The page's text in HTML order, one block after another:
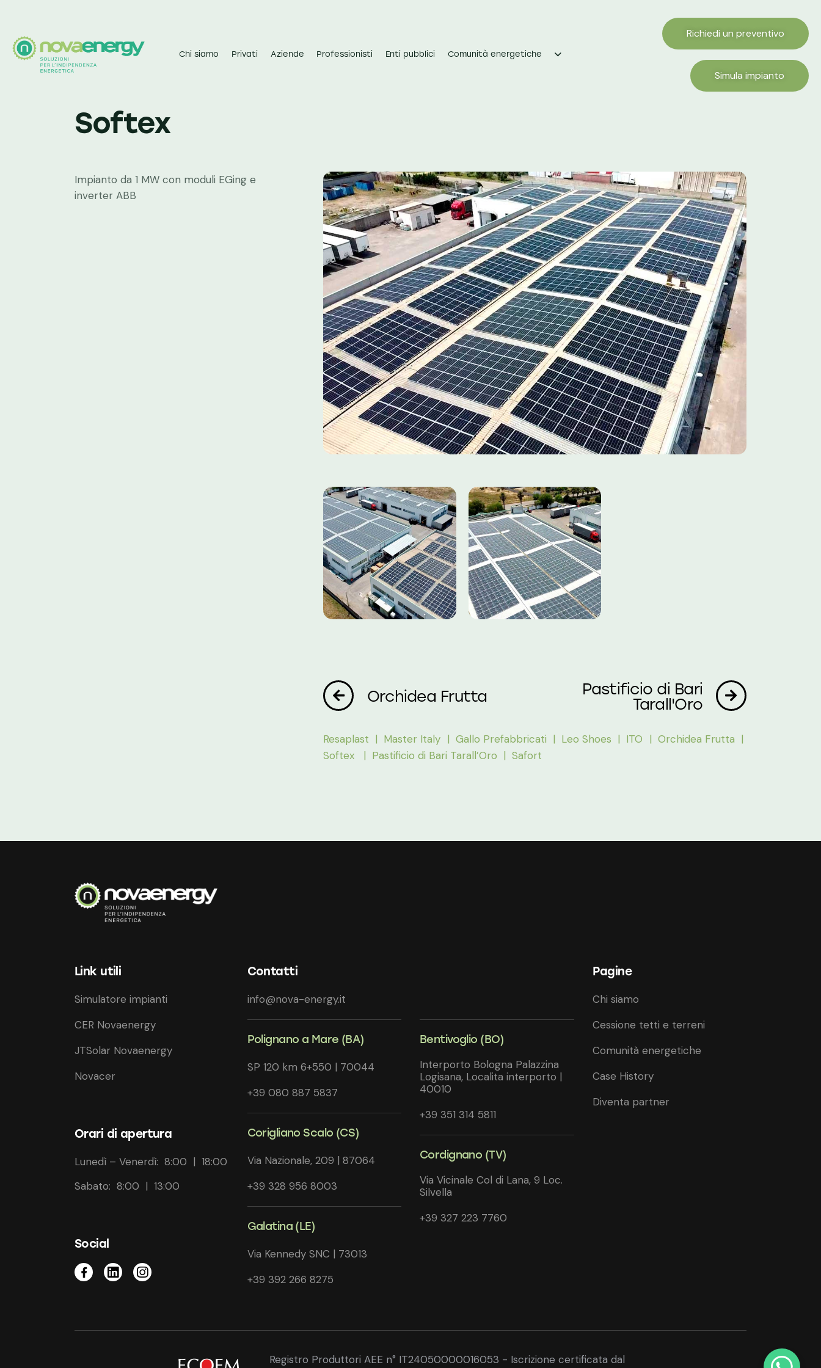
Chi siamo Privati Aziende Professionisti Enti pubblici Comunità energetiche
Richiedi un preventivo
Simula impianto
Softex
Impianto da 1 MW con moduli EGing e
inverter ABB
Orchidea Frutta
Pastificio di Bari
Tarall'Oro
Resaplast | Master Italy | Gallo Prefabbricati | Leo Shoes | ITO | Orchidea Frutta |
Softex | Pastificio di Bari Tarall’Oro | Safort
Link utili
Simulatore impianti
CER Novaenergy
JTSolar Novaenergy
Novacer
Orari di apertura
Lunedì – Venerdì: 8:00 | 18:00
Sabato: 8:00 | 13:00
Social
Contatti
info@nova-energy.it
Polignano a Mare (BA)
SP 120 km 6+550 | 70044
+39 080 887 5837
Corigliano Scalo (CS)
Via Nazionale, 209 | 87064
+39 328 956 8003
Galatina (LE)
Via Kennedy SNC | 73013
+39 392 266 8275
Bentivoglio (BO)
Interporto Bologna Palazzina
Logisana, Localita interporto |
40010
+39 351 314 5811
Cordignano (TV)
Via Vicinale Col di Lana, 9 Loc.
Silvella
+39 327 223 7760
Pagine
Chi siamo
Cessione tetti e terreni
Comunità energetiche
Case History
Diventa partner
Registro Produttori AEE n° IT24050000016053 - Iscrizione certificata dal